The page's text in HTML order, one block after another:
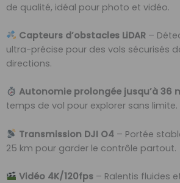
de qualité, idéal pour photo et vidéo.
Capteurs d’obstacles LiDAR–
ultra-précise pour des vols sécurisés
directions.
Autonomie prolongée jusqu’à 36
temps de vol pour explorer sans limite.
Transmission DJI O4– Portée
25 km pour garder le contrôle partout.
Vidéo 4K/120fps– Ralentis fluides